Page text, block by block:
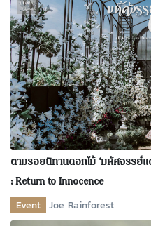
ตามรอยนิทานดอกไม้ ‘มหัศจรรย์
: Return to Innocence
Event Joe Rainforest